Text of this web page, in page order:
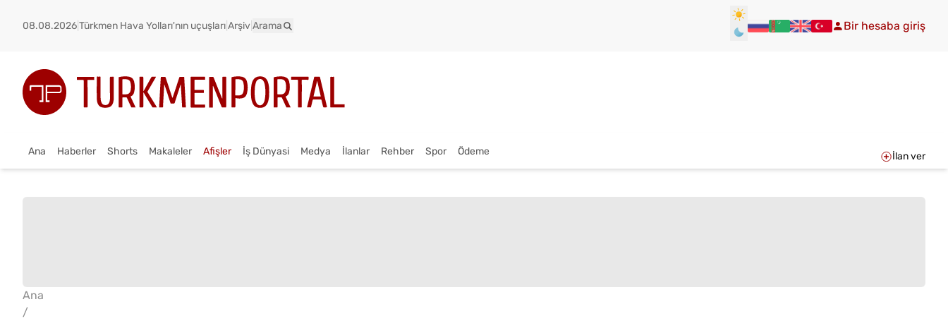
08.08.2026Türkmen Hava Yolları'nın uçuşlarıArşiv Arama Bir hesaba giriş
Ana Haberler Shorts Makaleler Afişler İş Dünyasi Medya İlanlar Rehber Spor Ödeme İlan ver
Ana
/